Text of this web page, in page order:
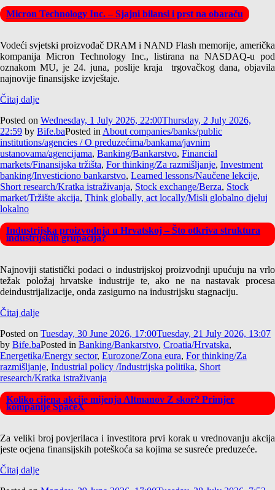
Micron Technology Inc. – Sjajni bilansi i prst na obaraču
Vodeći svjetski proizvođač DRAM i NAND Flash memorije, američka
kompanija Micron Technology Inc., listirana na NASDAQ-u pod
oznakom MU, je 24. juna, poslije kraja trgovačkog dana, objavila
najnovije finansijske izvještaje.
Čitaj dalje
Posted on Wednesday, 1 July 2026, 22:00Thursday, 2 July 2026,
22:59 by Bife.baPosted in About companies/banks/public
institutions/agencies / O preduzećima/bankama/javnim
ustanovama/agencijama, Banking/Bankarstvo, Financial
markets/Finansijska tržišta, For thinking/Za razmišljanje, Investment
banking/Investiciono bankarstvo, Learned lessons/Naučene lekcije,
Short research/Kratka istraživanja, Stock exchange/Berza, Stock
market/Tržište akcija, Think globally, act locally/Misli globalno djeluj
lokalno
Industrijska proizvodnja u Hrvatskoj – Što otkriva struktura
industrijskih grupacija?
Najnoviji statistički podaci o industrijskoj proizvodnji upućuju na vrlo
težak položaj hrvatske industrije te, ako ne na nastavak procesa
deindustrijalizacije, onda zasigurno na industrijsku stagnaciju.
Čitaj dalje
Posted on Tuesday, 30 June 2026, 17:00Tuesday, 21 July 2026, 13:07
by Bife.baPosted in Banking/Bankarstvo, Croatia/Hrvatska,
Energetika/Energy sector, Eurozone/Zona eura, For thinking/Za
razmišljanje, Industrial policy /Industrijska politika, Short
research/Kratka istraživanja
Koliko cijena akcije mijenja Altmanov Z skor? Primjer
kompanije SpaceX
Za veliki broj povjerilaca i investitora prvi korak u vrednovanju akcija
jeste ocjena finansijskih poteškoća sa kojima se susreće preduzeće.
Čitaj dalje